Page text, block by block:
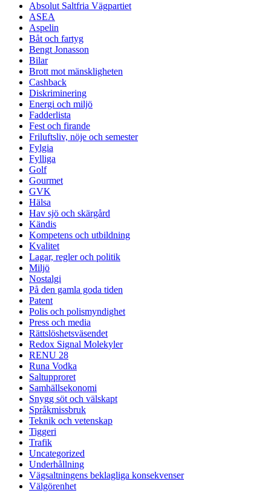
Absolut Saltfria Vägpartiet
ASEA
Aspelin
Båt och fartyg
Bengt Jonasson
Bilar
Brott mot mänskligheten
Cashback
Diskriminering
Energi och miljö
Fadderlista
Fest och firande
Friluftsliv, nöje och semester
Fylgia
Fylliga
Golf
Gourmet
GVK
Hälsa
Hav sjö och skärgård
Kändis
Kompetens och utbildning
Kvalitet
Lagar, regler och politik
Miljö
Nostalgi
På den gamla goda tiden
Patent
Polis och polismyndighet
Press och media
Rättslöshetsväsendet
Redox Signal Molekyler
RENU 28
Runa Vodka
Saltupproret
Samhällsekonomi
Snygg söt och välskapt
Språkmissbruk
Teknik och vetenskap
Tiggeri
Trafik
Uncategorized
Underhållning
Vägsaltningens beklagliga konsekvenser
Välgörenhet